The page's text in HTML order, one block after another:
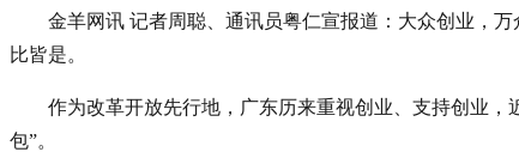
金羊网讯 记者周聪、通讯员粤仁宣报道：大众创业，
比皆是。
作为改革开放先行地，广东历来重视创业、支持创业
包”。